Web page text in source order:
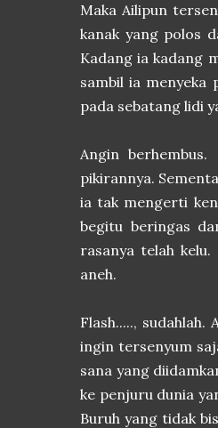
Maka Ailipun
kanak yang polos
Kadang ia kadang
sambil ia menyeka
pada sebatang lidi
Angin
pikirannya.
ia tak mengerti
begitu beringas
rasanya telah
aneh.
Flash.....,
ingin tersenyum
sana yang
ke penjuru dunia
Buruh yang tidak